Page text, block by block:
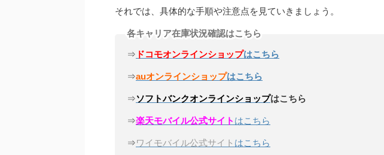
それでは、具体的な手順や注意点を見ていきましょう。
各キャリア在庫状況確認はこちら
⇒ ドコモオンラインショップはこちら
⇒auオンラインショップはこちら
⇒ソフトバンクオンラインショップはこちら
⇒楽天モバイル公式サイト はこちら
⇒ワイモバイル公式サイト はこちら